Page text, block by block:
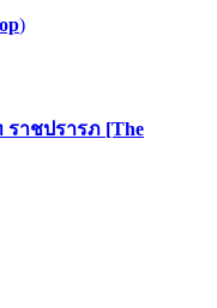
)
ราชปรารภ [The